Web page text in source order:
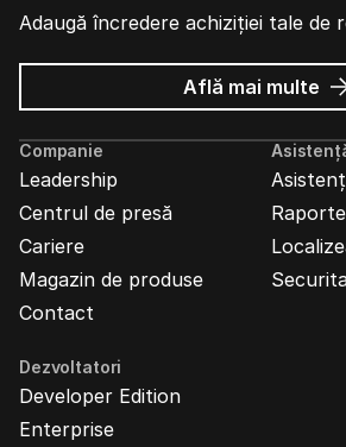
Adaugă încredere achiziției tale de
Află mai multe
Companie
Leadership
Centrul de presă
Cariere
Magazin de produse
Contact
Dezvoltatori
Developer Edition
Enterprise